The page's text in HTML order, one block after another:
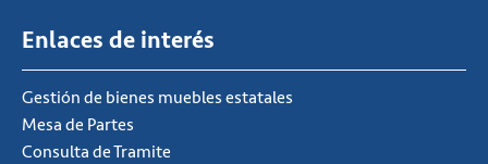
Enlaces de interés
Gestión de bienes muebles estatales
Mesa de Partes
Consulta de Tramite